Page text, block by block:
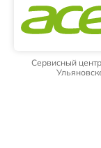
Сервисный